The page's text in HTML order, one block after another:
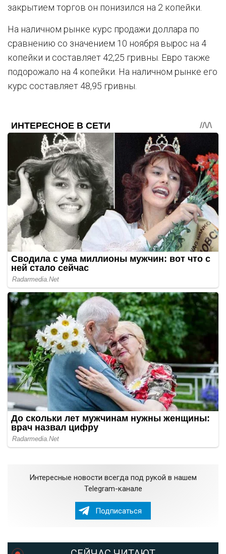
закрытием торгов он понизился на 2 копейки.
На наличном рынке курс продажи доллара по
сравнению со значением 10 ноября вырос на 4
копейки и составляет 42,25 гривны. Евро также
подорожало на 4 копейки. На наличном рынке его
курс составляет 48,95 гривны.
Интересные новости всегда под рукой в нашем
Telegram-канале
Подписаться